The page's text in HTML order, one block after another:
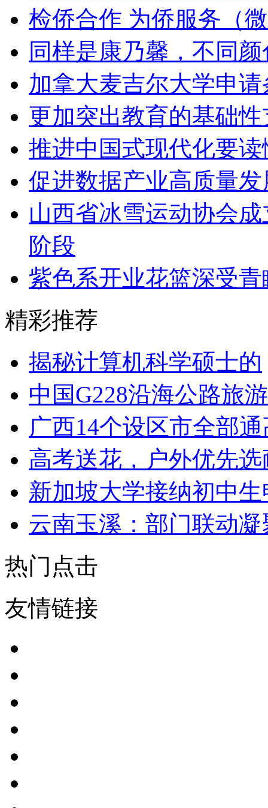
检侨合作 为侨服务（
同样是康乃馨，不同
加拿大麦吉尔大学申
更加突出教育的基础
推进中国式现代化要
促进数据产业高质量发
山西省冰雪运动协会
阶段
紫色系开业花篮深受青
精彩推荐
揭秘计算机科学硕士的
中国G228沿海公路旅
广西14个设区市全部
高考送花，户外优先
新加坡大学接纳初中
云南玉溪：部门联动
热门点击
友情链接